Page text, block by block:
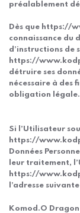
préalablement
Dès que https://
connaissance du
d’instructions de
https://
détruire ses
nécessaire à des
obligation légale.
Si l’Utilisateur
https://
Données
leur traitement,
https://
l’adresse suivante
Komod.O